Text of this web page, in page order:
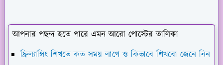
আপনার পছন্দ হতে পারে এমন আরো পোস্টের তালিকা
ফ্রিল্যান্সিং শিখতে কত সময় লাগে ও কিভাবে শিখবো জেনে নিন